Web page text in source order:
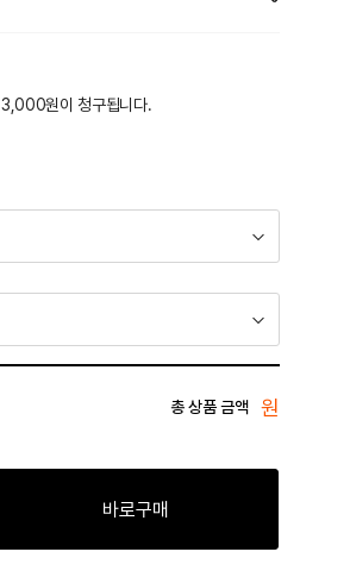
원이 청구됩니다.
총 상품 금액 원
바로구매